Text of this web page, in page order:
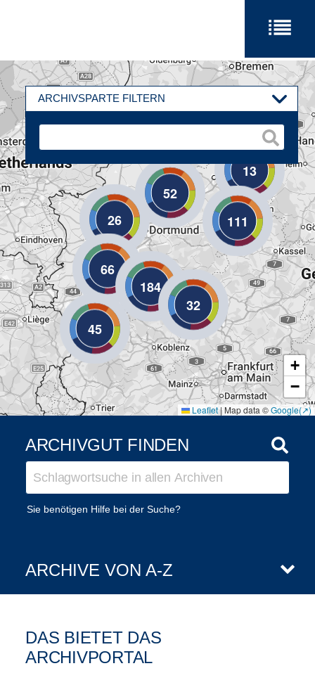
ARCHIVGUT FINDEN
Sie benötigen Hilfe bei der Suche?
ARCHIVSPARTE FILTERN
13
26
32
45
52
66
111
184
+
−
Leaflet|Map data ©Google
ARCHIVE VON A-Z
DAS BIETET DAS
ARCHIVPORTAL